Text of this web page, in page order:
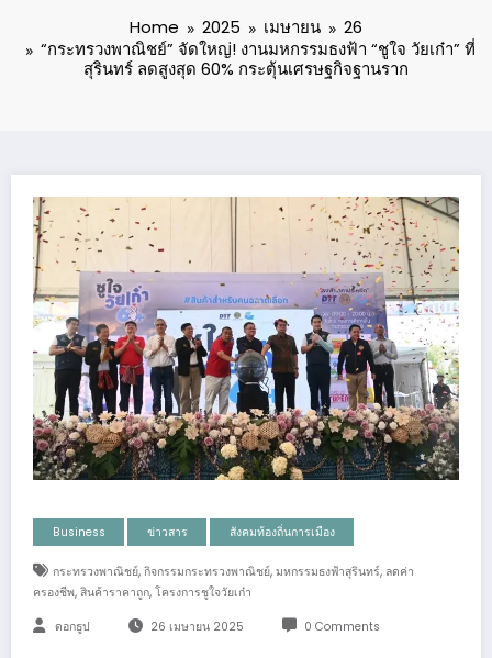
Home 2025 เมษายน
26
“กระทรวงพาณิชย์” จัดใหญ่! งานมหกรรมธงฟ้า “ชูใจ วัยเก๋า” ที่
สุรินทร์ ลดสูงสุด 60% กระตุ้นเศรษฐกิจฐานราก
Business ข่าวสาร สังคมท้องถิ่นการเมือง
กระทรวงพาณิชย์, กิจกรรมกระทรวงพาณิชย์, มหกรรมธงฟ้าสุรินทร์, ลดค่า
ครองชีพ, สินค้าราคาถูก, โครงการชูใจวัยเก๋า
ดอกธูป 26 เมษายน 2025 0 Comments